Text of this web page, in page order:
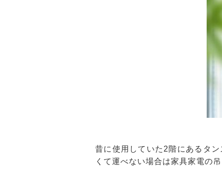
昔に使用していた2階にあるタ
くて運べない場合は家具家電の